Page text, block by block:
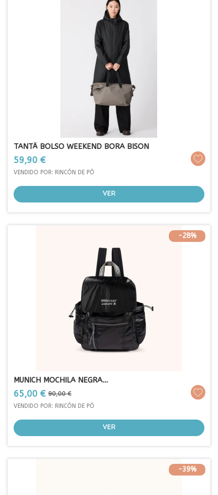
TANTÄ BOLSO WEEKEND BORA BISON
Prezo
59,90 €
VENDIDO POR: RINCÓN DE PÓ
VER
-28%
MUNICH MOCHILA NEGRA...
Prezo
65,00 € Prezo
base
90,00 €
VENDIDO POR: RINCÓN DE PÓ
VER
-39%